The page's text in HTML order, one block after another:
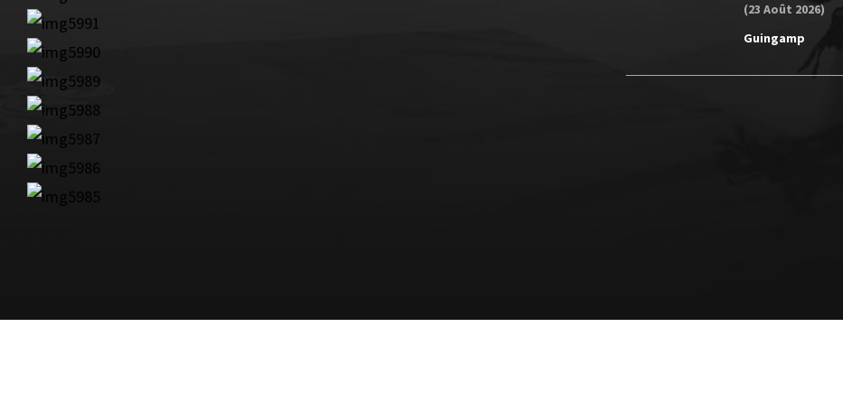
(23 Août 2026)
Guingamp